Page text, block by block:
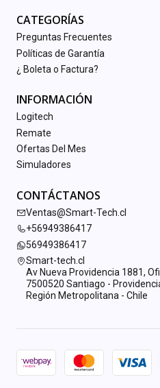
CATEGORÍAS
Preguntas Frecuentes
Políticas de Garantía
¿ Boleta o Factura?
INFORMACIÓN
Logitech
Remate
Ofertas Del Mes
Simuladores
CONTÁCTANOS
Ventas@Smart-Tech.cl
+56949386417
56949386417
Smart-tech.cl
Av Nueva Providencia 1881,
7500520 Santiago -
Región Metropolitana - Chile